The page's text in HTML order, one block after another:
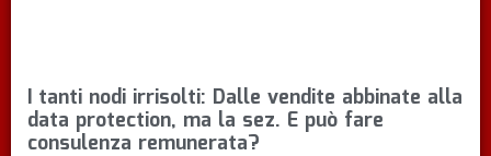
I tanti nodi irrisolti: Dalle vendite abbinate alla
data protection, ma la sez. E può fare
consulenza remunerata?